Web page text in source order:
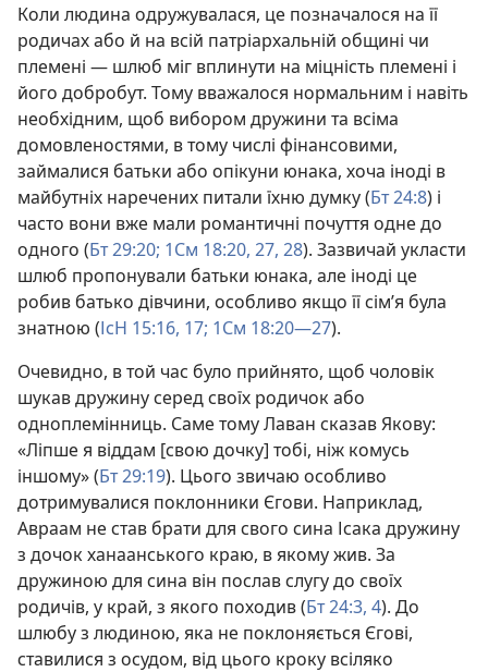
Коли людина одружувалася, це позначалося на її
родичах або й на всій патріархальній общині чи
племені — шлюб міг вплинути на міцність племені і
його добробут. Тому вважалося нормальним і навіть
необхідним, щоб вибором дружини та всіма
домовленостями, в тому числі фінансовими,
займалися батьки або опікуни юнака, хоча іноді в
майбутніх наречених питали їхню думку (Бт 24:8) і
часто вони вже мали романтичні почуття одне до
одного (Бт 29:20; 1См 18:20, 27, 28). Зазвичай укласти
шлюб пропонували батьки юнака, але іноді це
робив батько дівчини, особливо якщо її сім’я була
знатною (ІсН 15:16, 17; 1См 18:20—27).
Очевидно, в той час було прийнято, щоб чоловік
шукав дружину серед своїх родичок або
одноплемінниць. Саме тому Лаван сказав Якову:
«Ліпше я віддам [свою дочку] тобі, ніж комусь
іншому» (Бт 29:19). Цього звичаю особливо
дотримувалися поклонники Єгови. Наприклад,
Авраам не став брати для свого сина Ісака дружину
з дочок ханаанського краю, в якому жив. За
дружиною для сина він послав слугу до своїх
родичів, у край, з якого походив (Бт 24:3, 4). До
шлюбу з людиною, яка не поклоняється Єгові,
ставилися з осудом, від цього кроку всіляко